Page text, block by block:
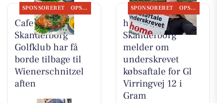
SPONSORERET OPSLAGSTAVLEN
Cafe No. 19
Skanderborg
Golfklub har få
borde tilbage til
Wienerschnitzel
aften
SPONSORERET OPSLAGSTAVLEN
home
Skanderborg
melder om
underskrevet
købsaftale for Gl
Virringvej 12 i
Gram